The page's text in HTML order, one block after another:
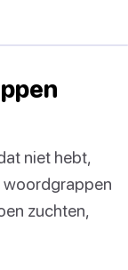
niet hebt,
woordgrappen
zuchten,